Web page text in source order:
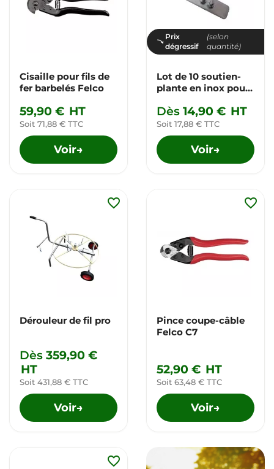
Cisaille pour fils de
fer barbelés Felco
59,90 € HT
Soit 71,88 € TTC
Voir→
Prix
dégressif
(selon
quantité)
Lot de 10 soutien-
plante en inox pour
Dès 14,90 € HT
Soit 17,88 € TTC
Voir→
Dérouleur de fil pro
Dès 359,90 €
HT
Soit 431,88 € TTC
Voir→
favorite_border
Pince coupe-câble
Felco C7
52,90 € HT
Soit 63,48 € TTC
Voir→
favorite_border
favorite_border